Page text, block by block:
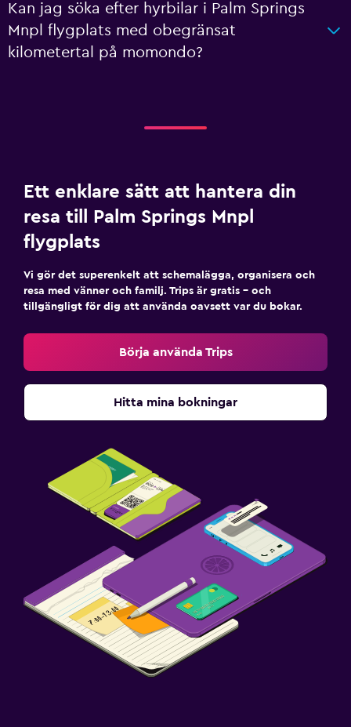
Kan jag söka efter hyrbilar i Palm Springs
Mnpl flygplats med obegränsat
kilometertal på momondo?
Ett enklare sätt att hantera din
resa till Palm Springs Mnpl
flygplats
Vi gör det superenkelt att schemalägga, organisera och
resa med vänner och familj. Trips är gratis – och
tillgängligt för dig att använda oavsett var du bokar.
Börja använda Trips
Hitta mina bokningar